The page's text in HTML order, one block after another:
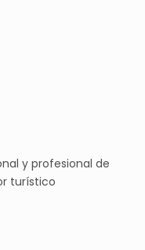
y profesional de
turístico